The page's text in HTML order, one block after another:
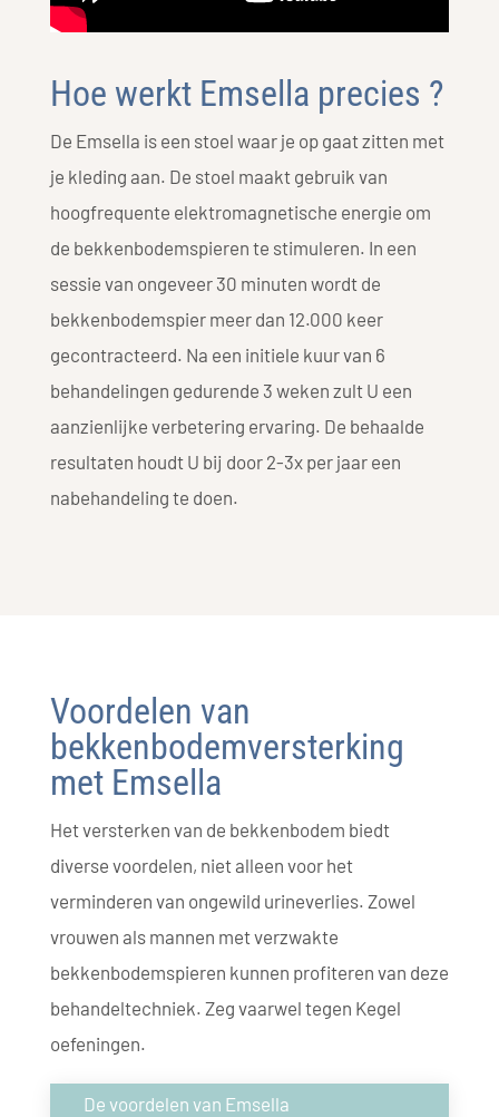
Hoe werkt Emsella precies ?
De Emsella is een stoel waar je op gaat zitten met
je kleding aan. De stoel maakt gebruik van
hoogfrequente elektromagnetische energie om
de bekkenbodemspieren te stimuleren. In een
sessie van ongeveer 30 minuten wordt de
bekkenbodemspier meer dan 12.000 keer
gecontracteerd. Na een initiele kuur van 6
behandelingen gedurende 3 weken zult U een
aanzienlijke verbetering ervaring. De behaalde
resultaten houdt U bij door 2-3x per jaar een
nabehandeling te doen.
Voordelen van
bekkenbodemversterking
met Emsella
Het versterken van de bekkenbodem biedt
diverse voordelen, niet alleen voor het
verminderen van ongewild urineverlies. Zowel
vrouwen als mannen met verzwakte
bekkenbodemspieren kunnen profiteren van deze
behandeltechniek. Zeg vaarwel tegen Kegel
oefeningen.
De voordelen van Emsella